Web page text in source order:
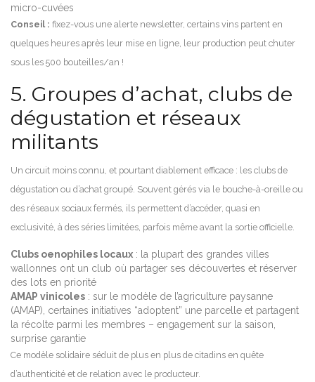
micro-cuvées
Conseil : fixez-vous une alerte newsletter, certains vins partent en
quelques heures après leur mise en ligne, leur production peut chuter
sous les 500 bouteilles/an !
5. Groupes d’achat, clubs de
dégustation et réseaux
militants
Un circuit moins connu, et pourtant diablement efficace : les clubs de
dégustation ou d’achat groupé. Souvent gérés via le bouche-à-oreille ou
des réseaux sociaux fermés, ils permettent d’accéder, quasi en
exclusivité, à des séries limitées, parfois même avant la sortie officielle.
Clubs oenophiles locaux : la plupart des grandes villes
wallonnes ont un club où partager ses découvertes et réserver
des lots en priorité
AMAP vinicoles : sur le modèle de l’agriculture paysanne
(AMAP), certaines initiatives “adoptent” une parcelle et partagent
la récolte parmi les membres – engagement sur la saison,
surprise garantie
Ce modèle solidaire séduit de plus en plus de citadins en quête
d’authenticité et de relation avec le producteur.